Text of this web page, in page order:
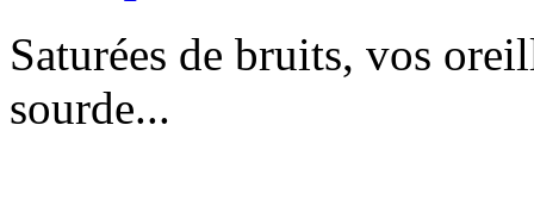
Saturées de bruits, vos
sourde...